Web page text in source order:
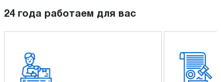
24 года работаем для вас